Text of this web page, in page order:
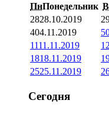
ПнПонедельник
2828.10.2019
404.11.2019 5
1111.11.2019 12
1818.11.2019
2525.11.2019
Сегодня